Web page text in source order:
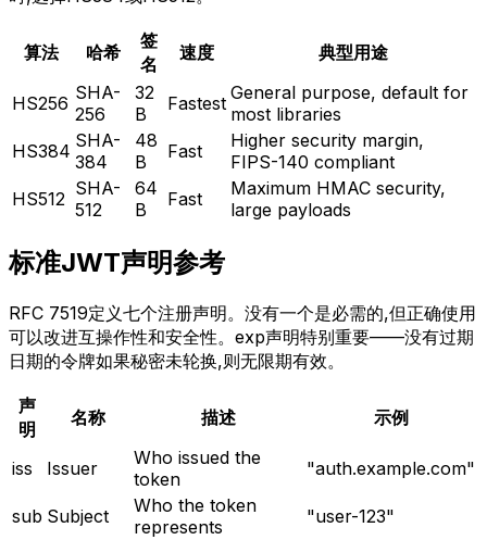
算法 哈希
签
名
速度 典型用途
HS256 SHA-
256
32
B
Fastest General purpose, default for
most libraries
HS384 SHA-
384
48
B
Fast
Higher security margin,
FIPS-140 compliant
HS512 SHA-
512
64
B
Fast
Maximum HMAC security,
large payloads
标准JWT声明参考
RFC 7519定义七个注册声明。没有一个是必需的,但正确使用
可以改进互操作性和安全性。exp声明特别重要——没有过期
日期的令牌如果秘密未轮换,则无限期有效。
声
明
名称 描述 示例
iss Issuer
Who issued the
token
"auth.example.com"
sub Subject
Who the token
represents
"user-123"